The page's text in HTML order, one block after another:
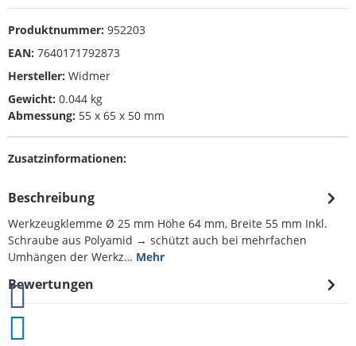
Produktnummer: 952203
EAN: 7640171792873
Hersteller: Widmer
Gewicht: 0.044 kg
Abmessung: 55 x 65 x 50 mm
Zusatzinformationen:
Beschreibung
Werkzeugklemme Ø 25 mm Höhe 64 mm, Breite 55 mm Inkl.
Schraube aus Polyamid → schützt auch bei mehrfachen
Umhängen der Werkz… Mehr
Bewertungen